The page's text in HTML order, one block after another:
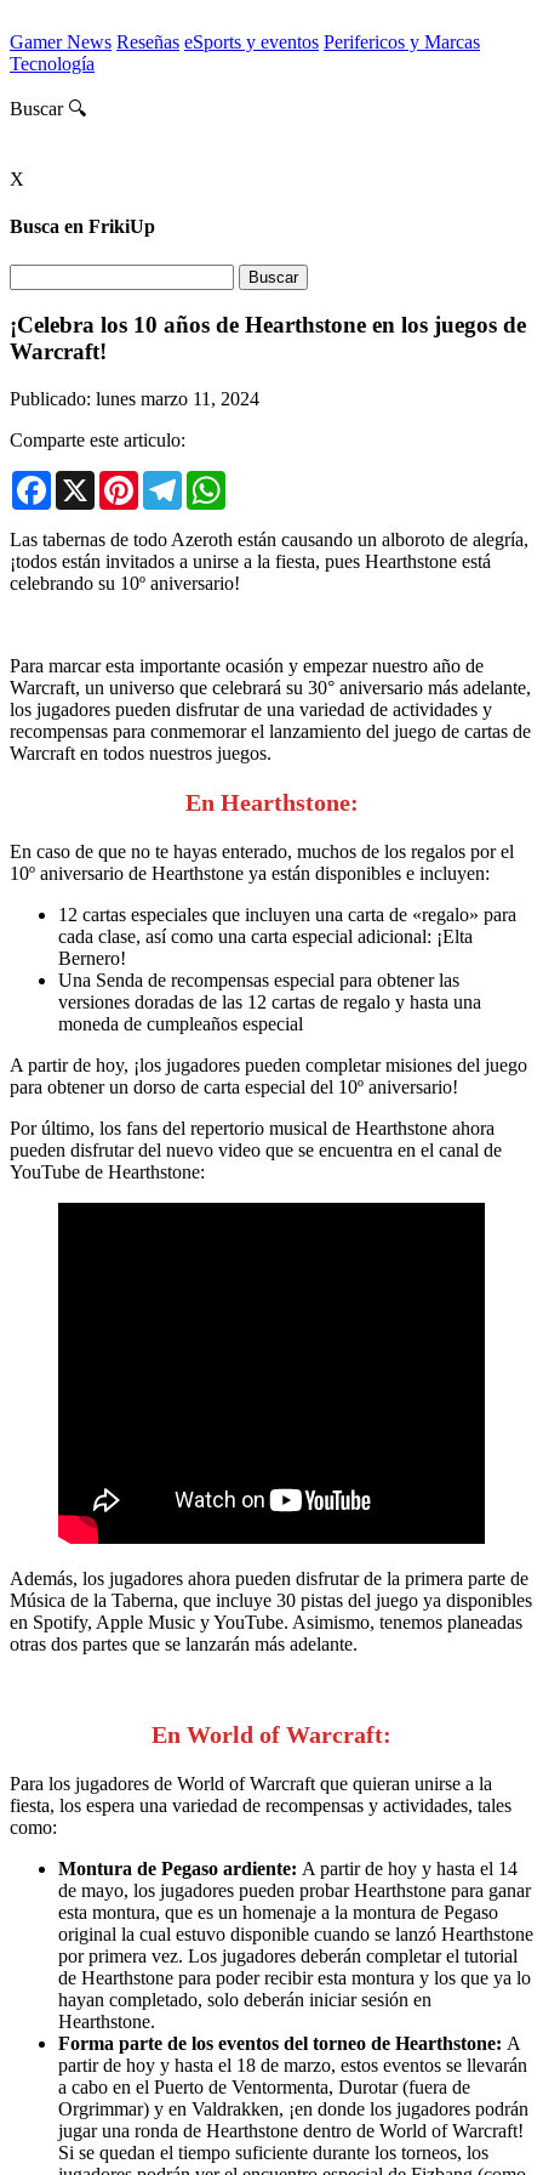
Gamer News Reseñas eSports y eventos Perifericos y Marcas
Tecnología
Buscar 🔍
X
Busca en FrikiUp
¡Celebra los 10 años de Hearthstone en los juegos de
Warcraft!
Publicado: lunes marzo 11, 2024
Comparte este articulo:
Facebook
X PinterestTelegram
Las tabernas de todo Azeroth están causando un alboroto de alegría,
¡todos están invitados a unirse a la fiesta, pues Hearthstone está
celebrando su 10º aniversario!
Para marcar esta importante ocasión y empezar nuestro año de
Warcraft, un universo que celebrará su 30° aniversario más adelante,
los jugadores pueden disfrutar de una variedad de actividades y
recompensas para conmemorar el lanzamiento del juego de cartas de
Warcraft en todos nuestros juegos.
En Hearthstone:
En caso de que no te hayas enterado, muchos de los regalos por el
10º aniversario de Hearthstone ya están disponibles e incluyen:
12 cartas especiales que incluyen una carta de «regalo» para
cada clase, así como una carta especial adicional: ¡Elta
Bernero!
Una Senda de recompensas especial para obtener las
versiones doradas de las 12 cartas de regalo y hasta una
moneda de cumpleaños especial
A partir de hoy, ¡los jugadores pueden completar misiones del juego
para obtener un dorso de carta especial del 10º aniversario!
Por último, los fans del repertorio musical de Hearthstone ahora
pueden disfrutar del nuevo video que se encuentra en el canal de
YouTube de Hearthstone:
Además, los jugadores ahora pueden disfrutar de la primera parte de
Música de la Taberna, que incluye 30 pistas del juego ya disponibles
en Spotify, Apple Music y YouTube. Asimismo, tenemos planeadas
otras dos partes que se lanzarán más adelante.
En World of Warcraft:
Para los jugadores de World of Warcraft que quieran unirse a la
fiesta, los espera una variedad de recompensas y actividades, tales
como:
Montura de Pegaso ardiente: A partir de hoy y hasta el 14
de mayo, los jugadores pueden probar Hearthstone para ganar
esta montura, que es un homenaje a la montura de Pegaso
original la cual estuvo disponible cuando se lanzó Hearthstone
por primera vez. Los jugadores deberán completar el tutorial
de Hearthstone para poder recibir esta montura y los que ya lo
hayan completado, solo deberán iniciar sesión en
Hearthstone.
Forma parte de los eventos del torneo de Hearthstone: A
partir de hoy y hasta el 18 de marzo, estos eventos se llevarán
a cabo en el Puerto de Ventormenta, Durotar (fuera de
Orgrimmar) y en Valdrakken, ¡en donde los jugadores podrán
jugar una ronda de Hearthstone dentro de World of Warcraft!
Si se quedan el tiempo suficiente durante los torneos, los